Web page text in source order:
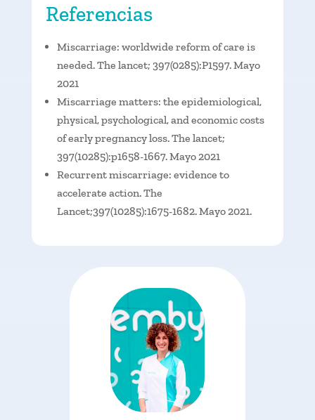
Referencias
Miscarriage: worldwide reform of care is
needed. The lancet; 397(0285):P1597. Mayo
2021
Miscarriage matters: the epidemiological,
physical, psychological, and economic costs
of early pregnancy loss. The lancet;
397(10285):p1658-1667. Mayo 2021
Recurrent miscarriage: evidence to
accelerate action. The
Lancet;397(10285):1675-1682. Mayo 2021.